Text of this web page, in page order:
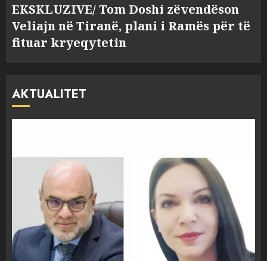
EKSKLUZIVE/ Tom Doshi zëvendëson
Veliajn në Tiranë, plani i Ramës për të
fituar kryeqytetin
AKTUALITET